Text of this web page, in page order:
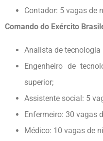
Contador: 5 vagas de
Comando do Exército
Analista de
Engenheiro de
superior;
Assistente social: 5
Enfermeiro: 30 vagas
Médico: 10 vagas de